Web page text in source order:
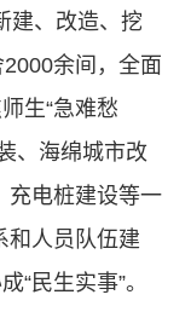
建、改造、挖
余间，全面
生“急难愁
、海绵城市改
充电桩建设等一
和人员队伍建
“民生实事”。